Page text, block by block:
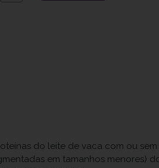
do leite de vaca com ou
em tamanhos menores)